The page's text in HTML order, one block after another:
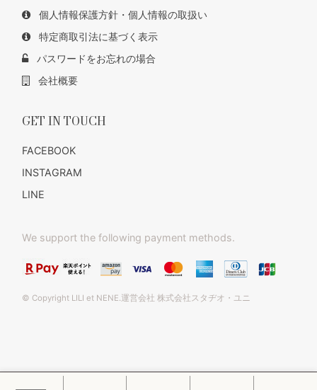
個人情報保護方針・個人情報の取扱い
特定商取引法に基づく表示
パスワードをお忘れの場合
会社概要
GET IN TOUCH
FACEBOOK
INSTAGRAM
LINE
We support the following payment methods.
© Copyright LILI et NENE.運営会社 株式会社スタヂオ・ユニ